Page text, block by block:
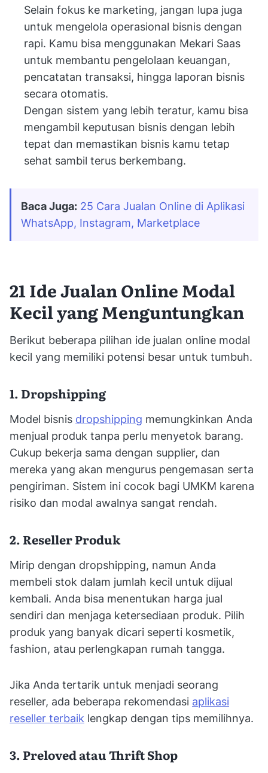
Selain fokus ke marketing, jangan lupa juga
untuk mengelola operasional bisnis dengan
rapi. Kamu bisa menggunakan Mekari Saas
untuk membantu pengelolaan keuangan,
pencatatan transaksi, hingga laporan bisnis
secara otomatis.
Dengan sistem yang lebih teratur, kamu bisa
mengambil keputusan bisnis dengan lebih
tepat dan memastikan bisnis kamu tetap
sehat sambil terus berkembang.
Baca Juga: 25 Cara Jualan Online di Aplikasi
WhatsApp, Instagram, Marketplace
21 Ide Jualan Online Modal
Kecil yang Menguntungkan
Berikut beberapa pilihan ide jualan online modal
kecil yang memiliki potensi besar untuk tumbuh.
1. Dropshipping
Model bisnis dropshipping memungkinkan Anda
menjual produk tanpa perlu menyetok barang.
Cukup bekerja sama dengan supplier, dan
mereka yang akan mengurus pengemasan serta
pengiriman. Sistem ini cocok bagi UMKM karena
risiko dan modal awalnya sangat rendah.
2. Reseller Produk
Mirip dengan dropshipping, namun Anda
membeli stok dalam jumlah kecil untuk dijual
kembali. Anda bisa menentukan harga jual
sendiri dan menjaga ketersediaan produk. Pilih
produk yang banyak dicari seperti kosmetik,
fashion, atau perlengkapan rumah tangga.
Jika Anda tertarik untuk menjadi seorang
reseller, ada beberapa rekomendasi aplikasi
reseller terbaik lengkap dengan tips memilihnya.
3. Preloved atau Thrift Shop